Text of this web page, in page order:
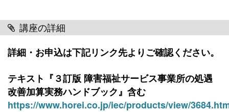
講座の詳細
詳細・お申込は下記リンク先よりご確認ください。
テキスト『３訂版 障害福祉サービス事業所の処遇
改善加算実務ハンドブック』含む
https://www.horei.co.jp/iec/products/view/